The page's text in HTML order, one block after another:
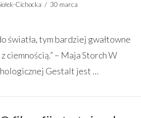
Cichocka
30 marca
światła, tym bardziej gwałtowne
ciemnością.” – Maja Storch W
Gestalt jest …